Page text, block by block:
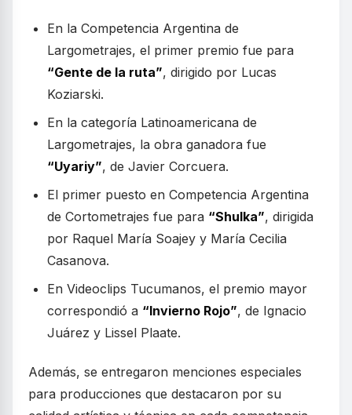
En la Competencia Argentina de
Largometrajes, el primer premio fue para
“Gente de la ruta”, dirigido por Lucas
Koziarski.
En la categoría Latinoamericana de
Largometrajes, la obra ganadora fue
“Uyariy”, de Javier Corcuera.
El primer puesto en Competencia Argentina
de Cortometrajes fue para “Shulka”, dirigida
por Raquel María Soajey y María Cecilia
Casanova.
En Videoclips Tucumanos, el premio mayor
correspondió a “Invierno Rojo”, de Ignacio
Juárez y Lissel Plaate.
Además, se entregaron menciones especiales
para producciones que destacaron por su